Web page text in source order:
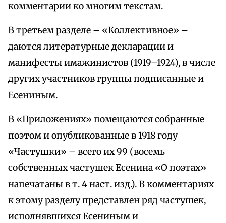
комментарии ко многим текстам.
В третьем разделе – «Коллективное» –
даются литературные декларации и
манифесты имажинистов (1919–1924), в числе
других участников группы подписанные и
Есениным.
В «Приложениях» помещаются собранные
поэтом и опубликованные в 1918 году
«Частушки» – всего их 99 (восемь
собственных частушек Есенина «О поэтах»
напечатаны в т. 4 наст. изд.). В комментариях
к этому разделу представлен ряд частушек,
исполнявшихся Есениным и